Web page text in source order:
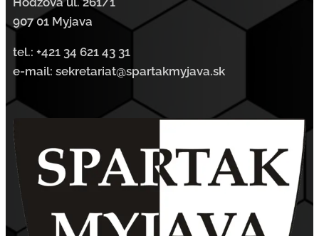
907 01 Myjava
tel.: +421 34 621 43 31
e-mail: sekretariat@spartakmyjava.sk